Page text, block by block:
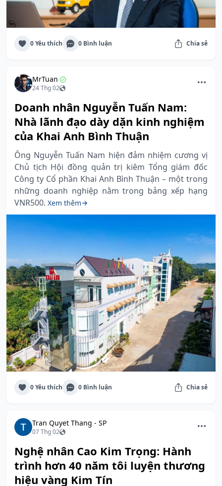
0 Yêu thích 0 Bình luận Chia sẻ
MrTuan
24 Thg 02
Doanh nhân Nguyễn Tuấn Nam:
Nhà lãnh đạo dày dặn kinh nghiệm
của Khai Anh Bình Thuận
Ông Nguyễn Tuấn Nam hiện đảm nhiệm cương vị
Chủ tịch Hội đồng quản trị kiêm Tổng giám đốc
Công ty Cổ phần Khai Anh Bình Thuận – một trong
những doanh nghiệp nằm trong bảng xếp hạng
VNR500. Xem thêm
0 Yêu thích 0 Bình luận Chia sẻ
Tran Quyet Thang - SP
07 Thg 02
Nghệ nhân Cao Kim Trọng: Hành
trình hơn 40 năm tôi luyện thương
hiệu vàng Kim Tín